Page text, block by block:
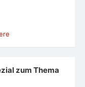
zum Thema